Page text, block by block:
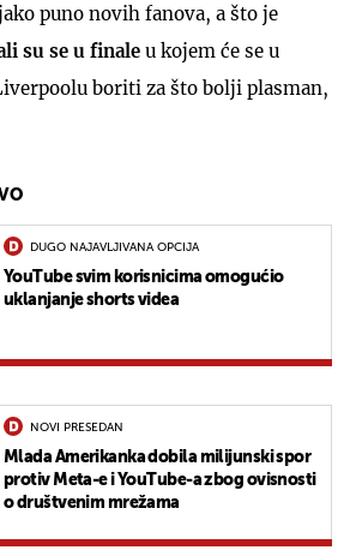
puno novih fanova, a što je
su se u finale u kojem će se u
boriti za što bolji plasman,
DUGO NAJAVLJIVANA OPCIJA
YouTube svim korisnicima omogućio
uklanjanje shorts videa
NOVI PRESEDAN
Mlada Amerikanka dobila milijunski spor
protiv Meta-e i YouTube-a zbog ovisnosti
o društvenim mrežama